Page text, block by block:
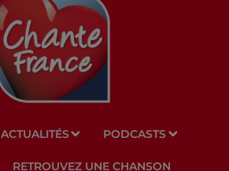
ACTUALITÉS PODCASTS
RETROUVEZ UNE CHANSON